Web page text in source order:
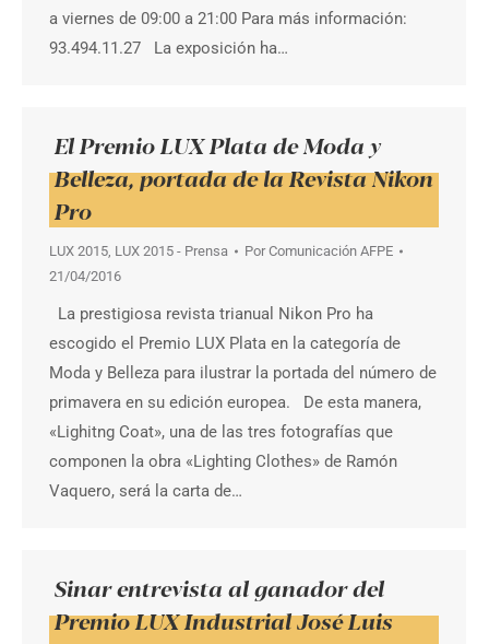
a viernes de 09:00 a 21:00 Para más información:
93.494.11.27 La exposición ha…
El Premio LUX Plata de Moda y
Belleza, portada de la Revista Nikon
Pro
LUX 2015, LUX 2015 - Prensa PorComunicación AFPE
21/04/2016
La prestigiosa revista trianual Nikon Pro ha
escogido el Premio LUX Plata en la categoría de
Moda y Belleza para ilustrar la portada del número de
primavera en su edición europea. De esta manera,
«Lighitng Coat», una de las tres fotografías que
componen la obra «Lighting Clothes» de Ramón
Vaquero, será la carta de…
Sinar entrevista al ganador del
Premio LUX Industrial José Luis